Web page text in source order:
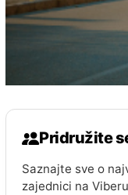
Pridružite
Saznajte sve o
zajednici na